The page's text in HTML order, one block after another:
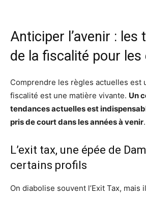
Anticiper l’avenir : les
de la fiscalité pour les
Comprendre les règles actuelles est
fiscalité est une matière vivante. Un
tendances actuelles est
pris de court dans les années à venir.
L’exit tax, une épée de
certains profils
On diabolise souvent l’Exit Tax, mais